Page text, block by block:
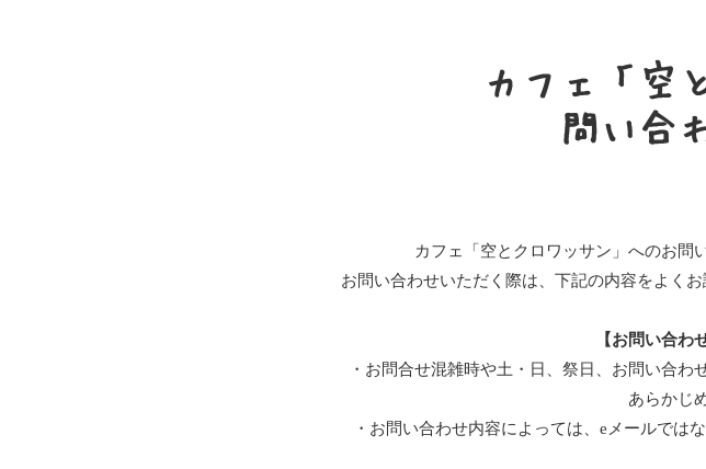
カフェ「空
問い合
カフェ「空とクロワッサン」へのお問
お問い合わせいただく際は、下記の内容をよく
【お問い合わ
・お問合せ混雑時や土・日、祭日、お問い合わ
あらかじ
・お問い合わせ内容によっては、eメールでは